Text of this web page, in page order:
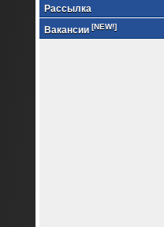
Рассылка
Вакансии [NEW!]